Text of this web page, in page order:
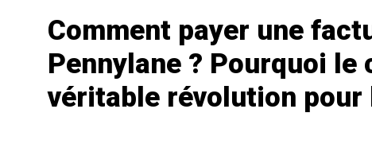
Comment payer une
Pennylane ? Pourquoi
véritable révolution pour